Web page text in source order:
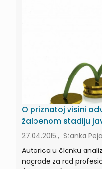
O priznatoj visini
žalbenom stadiju
27.04.2015., Stanka
Autorica u članku
nagrade za rad